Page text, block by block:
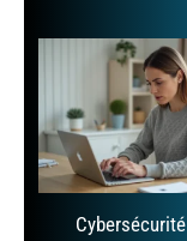
Cybersécurité